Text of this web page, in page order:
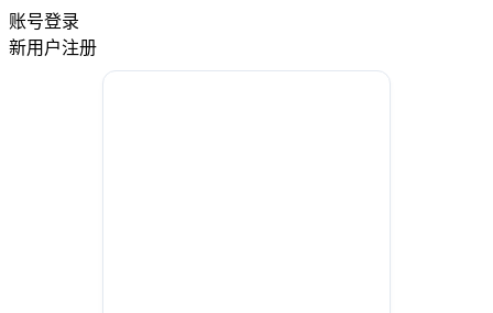
账号登录
新用户注册